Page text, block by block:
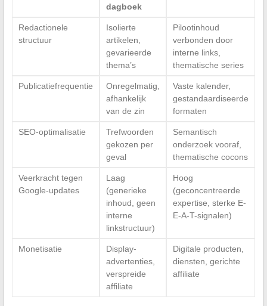
dagboek
Redactionele
structuur
Isolierte
artikelen,
gevarieerde
thema’s
Pilootinhoud
verbonden door
interne links,
thematische series
Publicatiefrequentie
Onregelmatig,
afhankelijk
van de zin
Vaste kalender,
gestandaardiseerde
formaten
SEO-optimalisatie
Trefwoorden
gekozen per
geval
Semantisch
onderzoek vooraf,
thematische cocons
Veerkracht tegen
Google-updates
Laag
(generieke
inhoud, geen
interne
linkstructuur)
Hoog
(geconcentreerde
expertise, sterke E-
E-A-T-signalen)
Monetisatie
Display-
advertenties,
verspreide
affiliate
Digitale producten,
diensten, gerichte
affiliate